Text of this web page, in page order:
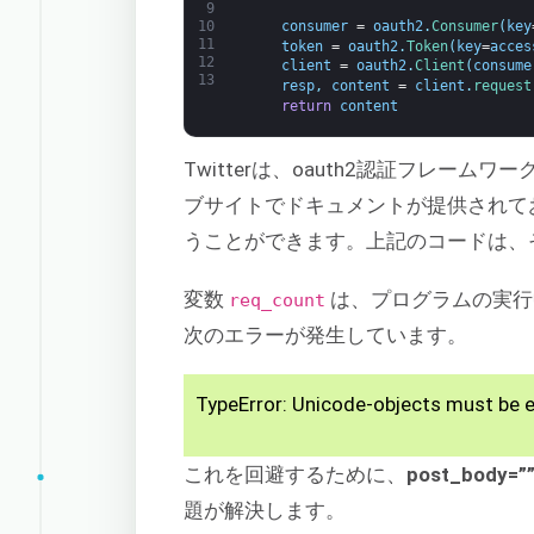
9
10
11
12
13
consumer = oauth2 .Consumer( key
token = oauth2 .Token( key=
client = oauth2.Client (
resp, content = client . request
return content
Twitterは、oauth2認証フレームワー
ブサイトでドキュメントが提供され
うことができます。上記のコードは
変数 req_count は、プログラムの実
次のエラーが発生しています。
TypeError: Unicode-objects must be
これを回避するために、
題が解決します。